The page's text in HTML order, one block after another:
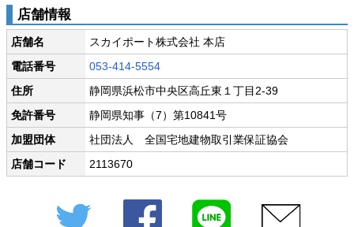
店舗情報
店舗名
スカイポート株式会社 本店
電話番号
053-414-5554
住所
静岡県浜松市中央区高丘東１丁目2-39
免許番号
静岡県知事（7）第10841号
加盟団体
社団法人 全国宅地建物取引業保証協会
店舗コード
2113670
Twitter Facebook